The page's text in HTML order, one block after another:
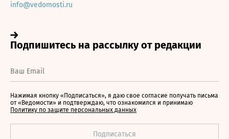
info@vedomosti.ru
Нажимая кнопку «Подписаться», я даю свое согласие получать письма
от «Ведомости» и подтверждаю, что ознакомился и принимаю
Политику по защите персональных данных